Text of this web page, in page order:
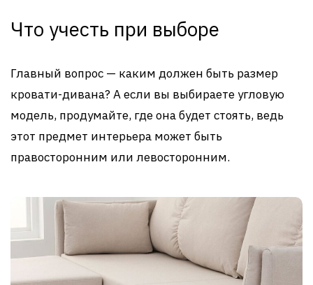
Что учесть при выборе
Главный вопрос — каким должен быть размер
кровати-дивана? А если вы выбираете угловую
модель, продумайте, где она будет стоять, ведь
этот предмет интерьера может быть
правосторонним или левосторонним.